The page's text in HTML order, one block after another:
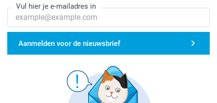
Vul hier je e-mailadres in
Aanmelden voor de nieuwsbrief